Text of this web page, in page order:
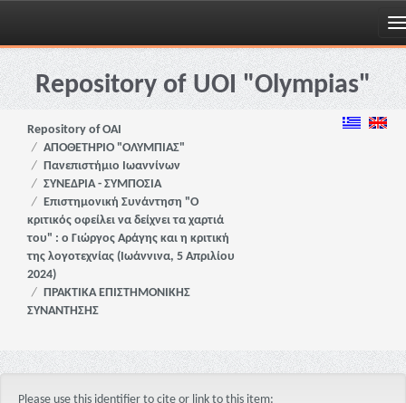
Skip
navigationRepository of UOI "Olympias"
Repository of OAI
ΑΠΟΘΕΤΗΡΙΟ "ΟΛΥΜΠΙΑΣ"
Πανεπιστήμιο Ιωαννίνων
ΣΥΝΕΔΡΙΑ - ΣΥΜΠΟΣΙΑ
Επιστημονική Συνάντηση "Ο
κριτικός οφείλει να δείχνει τα χαρτιά
του" : ο Γιώργος Αράγης και η κριτική
της λογοτεχνίας (Ιωάννινα, 5 Απριλίου
2024)
ΠΡΑΚΤΙΚΑ ΕΠΙΣΤΗΜΟΝΙΚΗΣ
ΣΥΝΑΝΤΗΣΗΣ
Please use this identifier to cite or link to this item: